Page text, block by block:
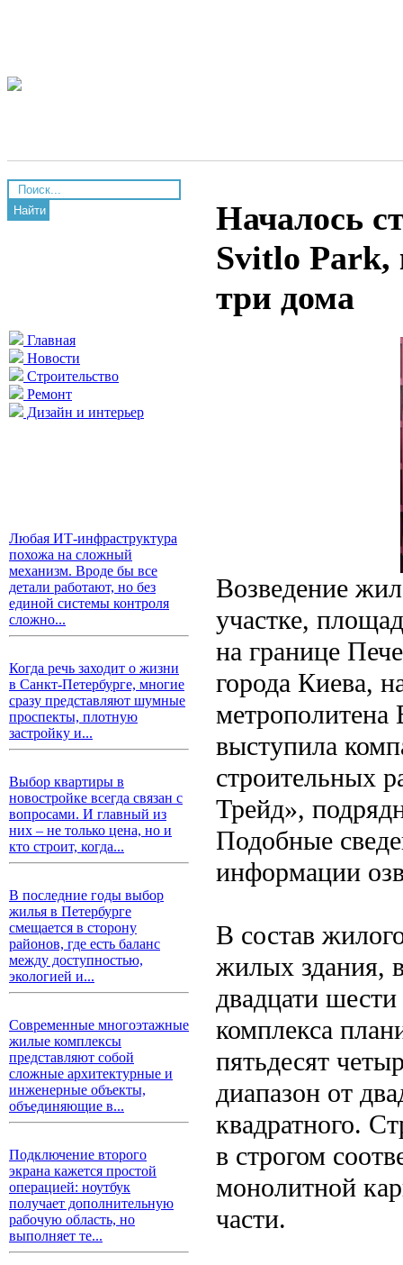
Найти
Главная
Новости
Строительство
Ремонт
Дизайн и интерьер
Любая ИТ-инфраструктура
похожа на сложный
механизм. Вроде бы все
детали работают, но без
единой системы контроля
сложно...
Когда речь заходит о жизни
в Санкт-Петербурге, многие
сразу представляют шумные
проспекты, плотную
застройку и...
Выбор квартиры в
новостройке всегда связан с
вопросами. И главный из
них – не только цена, но и
кто строит, когда...
В последние годы выбор
жилья в Петербурге
смещается в сторону
районов, где есть баланс
между доступностью,
экологией и...
Современные многоэтажные
жилые комплексы
представляют собой
сложные архитектурные и
инженерные объекты,
объединяющие в...
Подключение второго
экрана кажется простой
операцией: ноутбук
получает дополнительную
рабочую область, но
выполняет те...
Началось
Svitlo Park,
три дома
Возведение
участке,
на границе
города Киева,
метрополитена
выступила
строительных
Трейд»,
Подобные
информации
В состав
жилых здания,
двадцати
комплекса
пятьдесят
диапазон от
квадратного.
в строгом
монолитной
части.